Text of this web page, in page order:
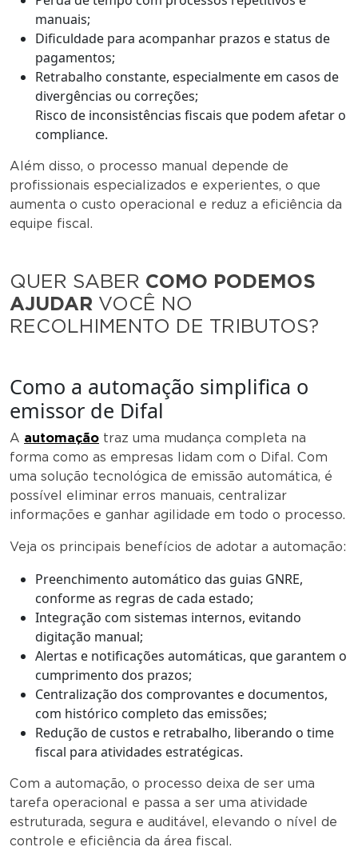
manuais;
Dificuldade para acompanhar prazos e status de
pagamentos;
Retrabalho constante, especialmente em casos de
divergências ou correções;
Risco de inconsistências fiscais que podem afetar o
compliance.
Além disso, o processo manual depende de
profissionais especializados e experientes, o que
aumenta o custo operacional e reduz a eficiência da
equipe fiscal.
QUER SABER COMO PODEMOS
AJUDAR VOCÊ NO
RECOLHIMENTO DE TRIBUTOS?
Como a automação simplifica o
emissor de Difal
A automação traz uma mudança completa na
forma como as empresas lidam com o Difal. Com
uma solução tecnológica de emissão automática, é
possível eliminar erros manuais, centralizar
informações e ganhar agilidade em todo o processo.
Veja os principais benefícios de adotar a automação:
Preenchimento automático das guias GNRE,
conforme as regras de cada estado;
Integração com sistemas internos, evitando
digitação manual;
Alertas e notificações automáticas, que garantem o
cumprimento dos prazos;
Centralização dos comprovantes e documentos,
com histórico completo das emissões;
Redução de custos e retrabalho, liberando o time
fiscal para atividades estratégicas.
Com a automação, o processo deixa de ser uma
tarefa operacional e passa a ser uma atividade
estruturada, segura e auditável, elevando o nível de
controle e eficiência da área fiscal.